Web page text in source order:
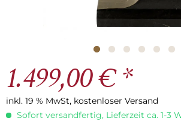
1.499,00 € *
inkl. 19 % MwSt, kostenloser Versand
Sofort versandfertig, Lieferzeit ca. 1-3